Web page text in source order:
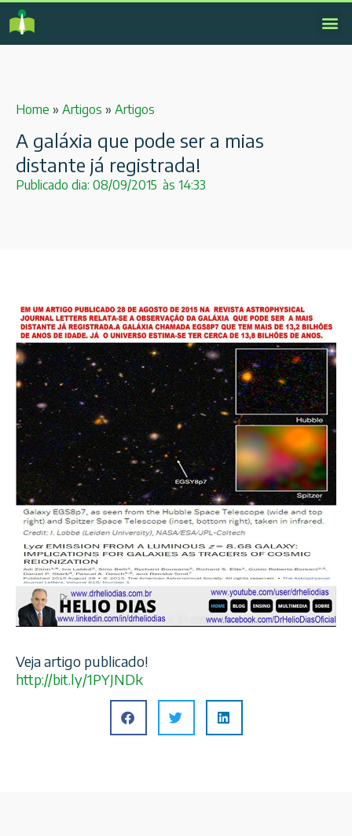
Home » Artigos » Artigos
A galáxia que pode ser a mias
distante já registrada!
Publicado dia: 08/09/2015 às 14:33
Veja artigo publicado!
http://bit.ly/1PYJNDk